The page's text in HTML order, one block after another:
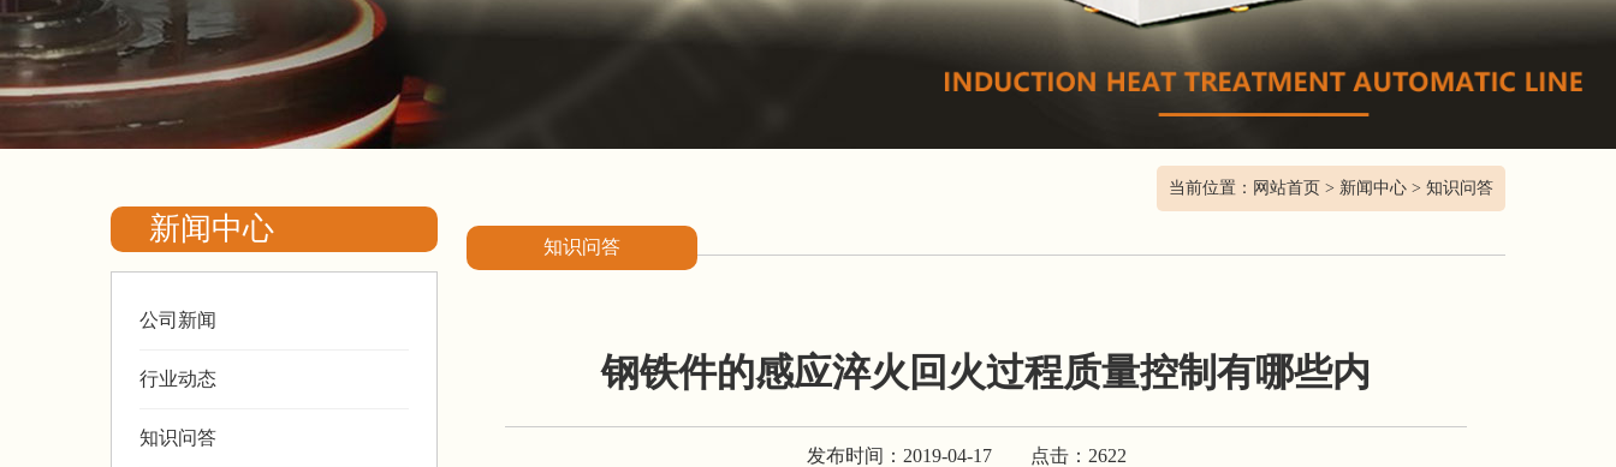
新闻中心
公司新闻
行业动态
知识问答
知识问答
当前位置： 网站首页 > 新闻中心> 知识问答
钢铁件的感应淬火回火过程质量控制有哪些内
发布时间：2019-04-17 点击：2622